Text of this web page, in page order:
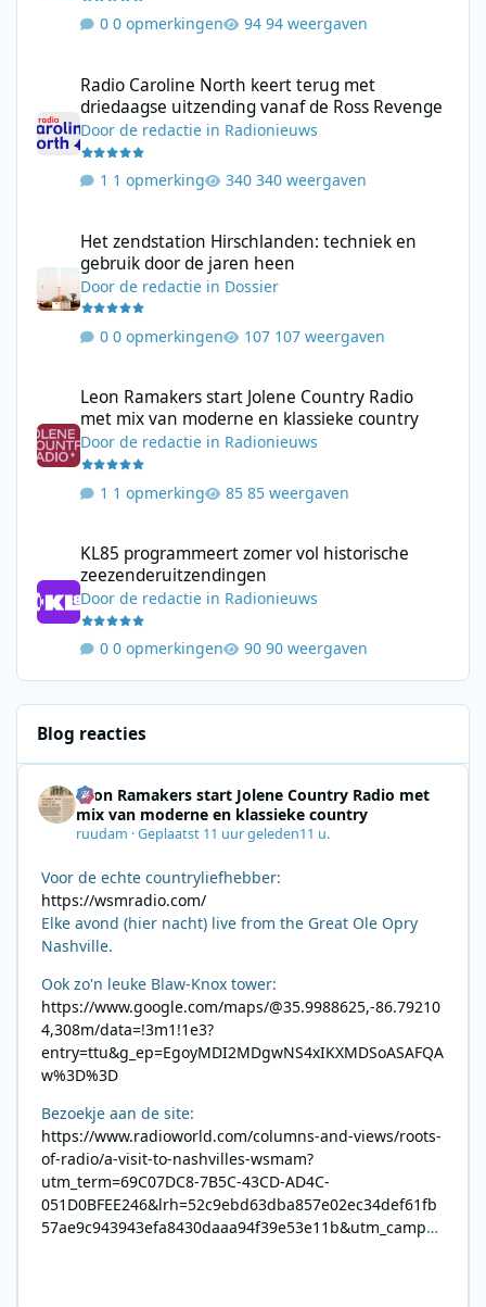
0 opmerkingen 94 weergaven
Radio Caroline North keert terug met
driedaagse uitzending vanaf de Ross Revenge
Doorde redactie in Radionieuws
1 opmerking 340 weergaven
Het zendstation Hirschlanden: techniek en
gebruik door de jaren heen
Doorde redactie in Dossier
0 opmerkingen 107 weergaven
Leon Ramakers start Jolene Country Radio
met mix van moderne en klassieke country
Doorde redactie in Radionieuws
1 opmerking 85 weergaven
KL85 programmeert zomer vol historische
zeezenderuitzendingen
Doorde redactie in Radionieuws
0 opmerkingen 90 weergaven
Blog reacties
Leon Ramakers start Jolene Country Radio met
mix van moderne en klassieke country
ruudam ·Geplaatst 11 uur geleden11 u.
Voor de echte countryliefhebber:
https://wsmradio.com/
Elke avond (hier nacht) live from the Great Ole Opry
Nashville.
Ook zo'n leuke Blaw-Knox tower:
https://www.google.com/maps/@35.9988625,-86.79210
4,308m/data=!3m1!1e3?
entry=ttu&g_ep=EgoyMDI2MDgwNS4xIKXMDSoASAFQA
w%3D%3D
Bezoekje aan de site:
https://www.radioworld.com/columns-and-views/roots-
of-radio/a-visit-to-nashvilles-wsmam?
utm_term=69C07DC8-7B5C-43CD-AD4C-
051D0BFEE246&lrh=52c9ebd63dba857e02ec34def61fb
57ae9c943943efa8430daaa94f39e53e11b&utm_campai